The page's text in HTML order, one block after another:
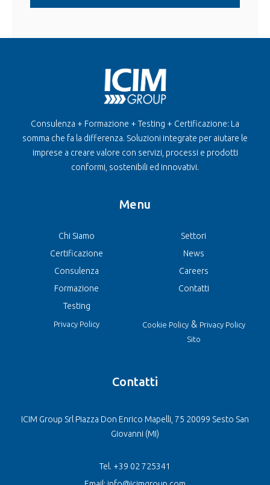
Consulenza + Formazione + Testing + Certificazione: La
somma che fa la differenza. Soluzioni integrate per aiutare le
imprese a creare valore con servizi, processi e prodotti
conformi, sostenibili ed innovativi.
Menu
Chi Siamo
Certificazione
Consulenza
Formazione
Testing
Privacy Policy
Settori
News
Careers
Contatti
Cookie Policy& Privacy Policy
Sito
Contatti
ICIM Group Srl Piazza Don Enrico Mapelli, 75 20099 Sesto San
Giovanni (MI)
Tel. +39 02 725341